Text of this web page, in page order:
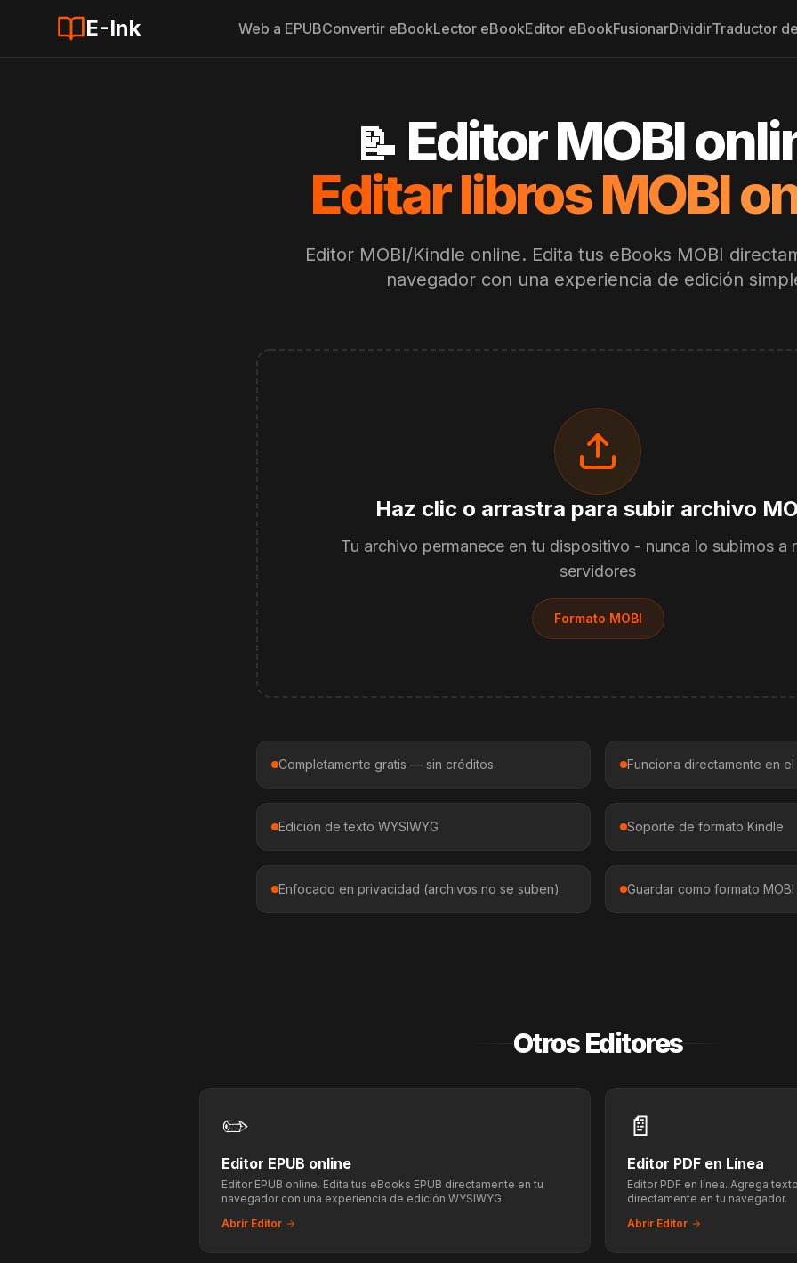
E-Ink Web a EPUBConvertir eBookLector eBookEditor eBookFusionarDividirTraductor
📝 Editor MOBI
Editar libros MOBI
Editor MOBI/Kindle online. Edita tus eBooks MOBI
navegador con una experiencia de edición
Haz clic o arrastra para subir archivo
Tu archivo permanece en tu dispositivo - nunca lo subimos a
servidores
Formato MOBI
Completamente gratis — sin créditos Funciona directamente en
Edición de texto WYSIWYG Soporte de formato Kindle
Enfocado en privacidad (archivos no se suben) Guardar como formato MOBI
Otros Editores
✏️
Editor EPUB online
Editor EPUB online. Edita tus eBooks EPUB directamente en tu
navegador con una experiencia de edición WYSIWYG.
Abrir Editor
📄
Editor PDF en Línea
Editor PDF en línea. Agrega
directamente en tu navegador.
Abrir Editor